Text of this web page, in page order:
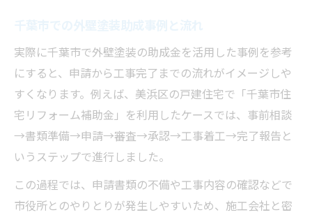
実際に千葉市で外壁塗装の助成金を活用した事例を参考
にすると、申請から工事完了までの流れがイメージしや
すくなります。例えば、美浜区の戸建住宅で「千葉市住
宅リフォーム補助金」を利用したケースでは、事前相談
→書類準備→申請→審査→承認→工事着工→完了報告と
いうステップで進行しました。
この過程では、申請書類の不備や工事内容の確認などで
市役所とのやりとりが発生しやすいため、施工会社と密